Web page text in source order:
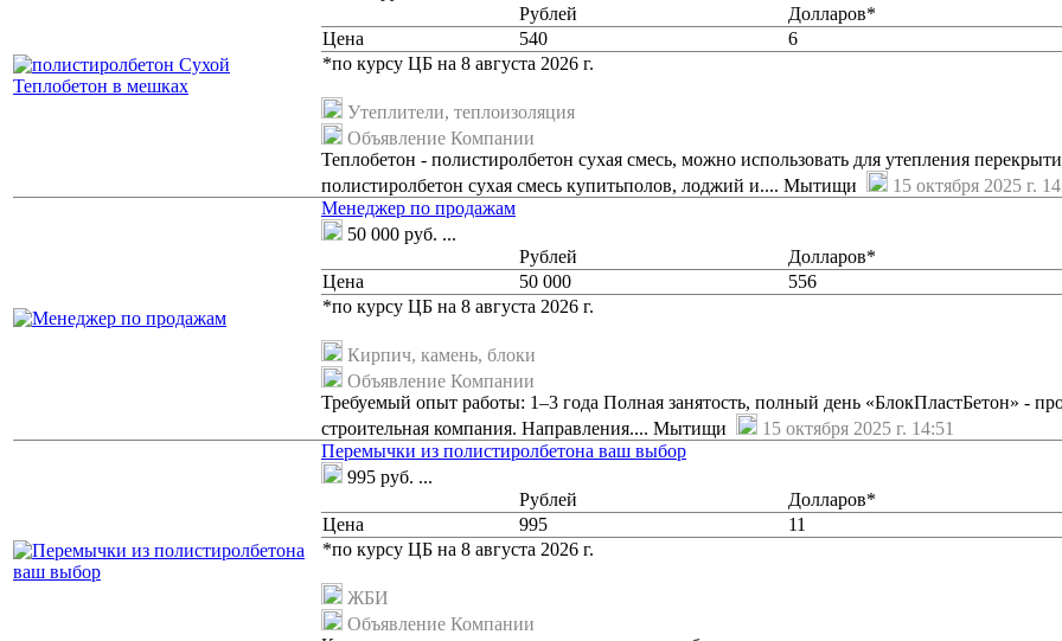
Рублей
Долларов*
Цена
540
6
*по курсу ЦБ на 8 августа 2026 г.
Утеплители, теплоизоляция
Объявление Компании
Теплобетон - полистиролбетон сухая смесь, можно использовать для утепления
полистиролбетон сухая смесь купитьполов, лоджий и.... Мытищи
15 октября 2025 г.
Менеджер по продажам
50 000 руб. ...
Рублей
Долларов*
Цена
50 000
556
*по курсу ЦБ на 8 августа 2026 г.
Кирпич, камень, блоки
Объявление Компании
Требуемый опыт работы: 1–3 года Полная занятость, полный день «БлокПластБетон» -
строительная компания. Направления.... Мытищи
15 октября 2025 г. 14:51
Перемычки из полистиролбетона ваш выбор
995 руб. ...
Рублей
Долларов*
Цена
995
11
*по курсу ЦБ на 8 августа 2026 г.
ЖБИ
Объявление Компании